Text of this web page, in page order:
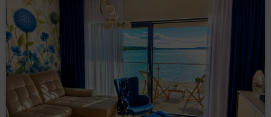
się do zakazu przebywania zwierząt), Obiekt zastrzega
sobie prawo do natychmiastowego zakończenia pobytu
bez zwrotu kosztów za niewykorzystane doby.
ANULOWANIE I ZMIANA REZERWACJI
Nie wykonanie czynności opisanych w wiadomości
zawierającej potwierdzenie o przyjęciu rezerwacji w
wymaganym terminie powoduje automatyczne
anulowanie rezerwacji i odstąpienie przez Usługodawcę
od zawartej Umowy bez wyznaczenia dodatkowego
terminu na spełnienie świadczenia.